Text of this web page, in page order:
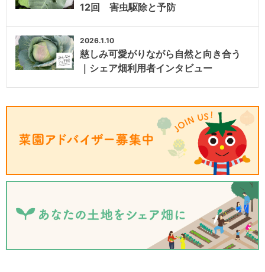
12回 害虫駆除と予防
2026.1.10
慈しみ可愛がりながら自然と向き合う
｜シェア畑利用者インタビュー